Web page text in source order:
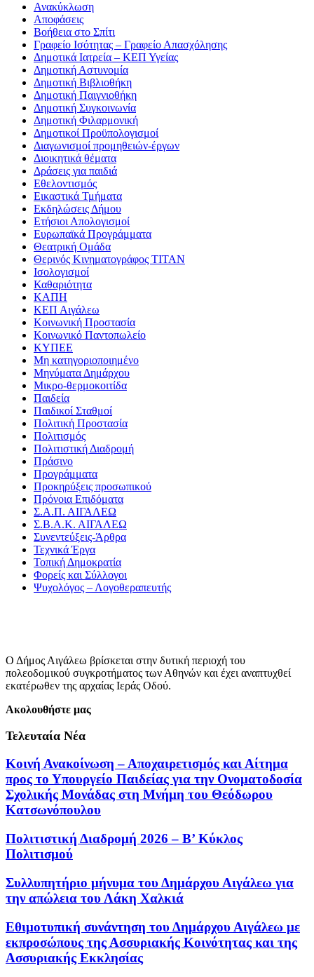
Ανακύκλωση
Αποφάσεις
Βοήθεια στο Σπίτι
Γραφείο Ισότητας – Γραφείο Απασχόλησης
Δημοτικά Ιατρεία – ΚΕΠ Υγείας
Δημοτική Αστυνομία
Δημοτική Βιβλιοθήκη
Δημοτική Παιγνιοθήκη
Δημοτική Συγκοινωνία
Δημοτική Φιλαρμονική
Δημοτικοί Προϋπολογισμοί
Διαγωνισμοί προμηθειών-έργων
Διοικητικά θέματα
Δράσεις για παιδιά
Εθελοντισμός
Εικαστικά Τμήματα
Εκδηλώσεις Δήμου
Ετήσιοι Απολογισμοί
Ευρωπαϊκά Προγράμματα
Θεατρική Ομάδα
Θερινός Κινηματογράφος ΤΙΤΑΝ
Ισολογισμοί
Καθαριότητα
ΚΑΠΗ
ΚΕΠ Αιγάλεω
Κοινωνική Προστασία
Κοινωνικό Παντοπωλείο
ΚΥΠΕΕ
Μη κατηγοριοποιημένο
Μηνύματα Δημάρχου
Μικρο-θερμοκοιτίδα
Παιδεία
Παιδικοί Σταθμοί
Πολιτική Προστασία
Πολιτισμός
Πολιτιστική Διαδρομή
Πράσινο
Προγράμματα
Προκηρύξεις προσωπικού
Πρόνοια Επιδόματα
Σ.Α.Π. ΑΙΓΑΛΕΩ
Σ.Β.Α.Κ. ΑΙΓΑΛΕΩ
Συνεντεύξεις-Άρθρα
Τεχνικά Έργα
Τοπική Δημοκρατία
Φορείς και Σύλλογοι
Ψυχολόγος – Λογοθεραπευτής
Ο Δήμος Αιγάλεω βρίσκεται στην δυτική περιοχή του
πολεοδομικού συγκροτήματος των Αθηνών και έχει αναπτυχθεί
εκατέρωθεν της αρχαίας Ιεράς Οδού.
Ακολουθήστε μας
Τελευταία Νέα
Κοινή Ανακοίνωση – Αποχαιρετισμός και Αίτημα
προς το Υπουργείο Παιδείας για την Ονοματοδοσία
Σχολικής Μονάδας στη Μνήμη του Θεόδωρου
Κατσωνόπουλου
Πολιτιστική Διαδρομή 2026 – Β’ Κύκλος
Πολιτισμού
Συλλυπητήριο μήνυμα του Δημάρχου Αιγάλεω για
την απώλεια του Λάκη Χαλκιά
Εθιμοτυπική συνάντηση του Δημάρχου Αιγάλεω με
εκπροσώπους της Ασσυριακής Κοινότητας και της
Ασσυριακής Εκκλησίας